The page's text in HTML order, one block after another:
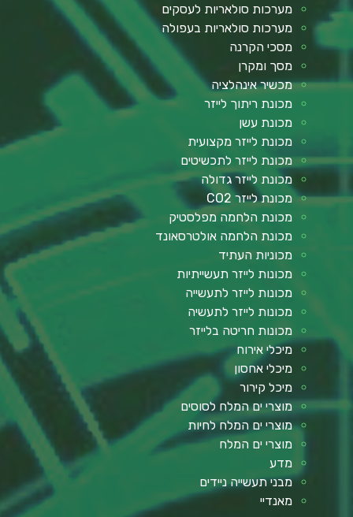
מערכות סולאריות לעסקים
מערכות סולאריות בעפולה
מסכי הקרנה
מסך ומקרן
מכשיר אינהלציה
מכונת ריתוך לייזר
מכונת עשן
מכונת לייזר מקצועית
מכונת לייזר לתכשיטים
מכונת לייזר גדולה
מכונת לייזר CO2
מכונת הלחמה מפלסטיק
מכונת הלחמה אולטרסאונד
מכוניות העתיד
מכונות לייזר תעשייתיות
מכונות לייזר לתעשייה
מכונות לייזר לתעשיה
מכונות חריטה בלייזר
מיכלי אירוח
מיכלי אחסון
מיכל קירור
מוצרי ים המלח לסוסים
מוצרי ים המלח לחיות
מוצרי ים המלח
מדע
מבני תעשייה ניידים
מאנדיי